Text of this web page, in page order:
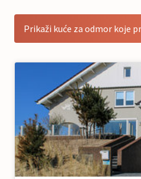
Prikaži kuće za odmor koje